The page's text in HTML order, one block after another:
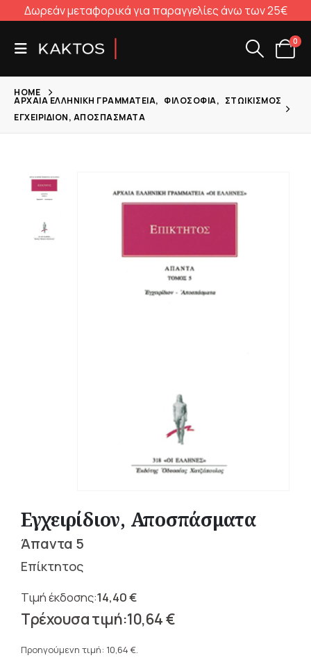
Δωρεάν μεταφορικά για παραγγελίες άνω των 25€
0
HOME
ΑΡΧΑΊΑ ΕΛΛΗΝΙΚΉ ΓΡΑΜΜΑΤΕΊΑ, ΦΙΛΟΣΟΦΊΑ, ΣΤΩΙΚΙΣΜΌΣ
ΕΓΧΕΙΡΊΔΙΟΝ, ΑΠΟΣΠΆΣΜΑΤΑ
Εγχειρίδιον, Αποσπάσματα
Άπαντα 5
Επίκτητος
14,40€
Original
price
14,40 €.
10,64€
τρέχουσα
Προηγούμενη τιμή: 10,64 €.